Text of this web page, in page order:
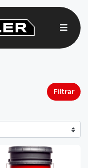
Filtrar